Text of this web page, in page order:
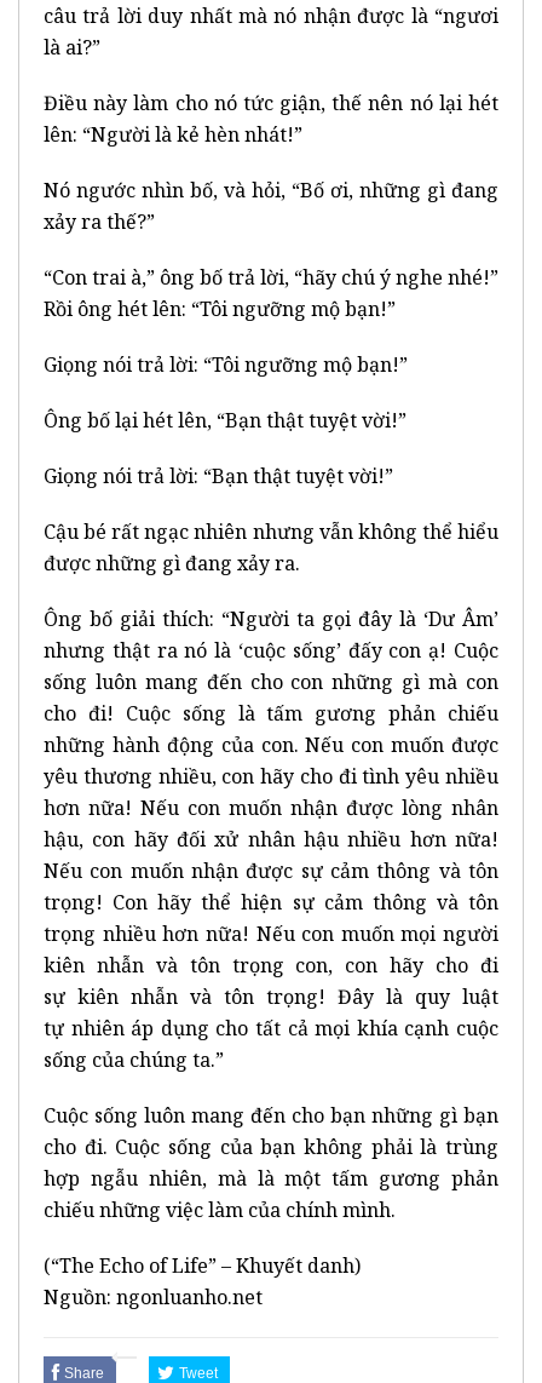
câu trả lời duy nhất mà nó nhận được là “ngươi
là ai?”
Điều này làm cho nó tức giận, thế nên nó lại hét
lên: “Người là kẻ hèn nhát!”
Nó ngước nhìn bố, và hỏi, “Bố ơi, những gì đang
xảy ra thế?”
“Con trai à,” ông bố trả lời, “hãy chú ý nghe nhé!”
Rồi ông hét lên: “Tôi ngưỡng mộ bạn!”
Giọng nói trả lời: “Tôi ngưỡng mộ bạn!”
Ông bố lại hét lên, “Bạn thật tuyệt vời!”
Giọng nói trả lời: “Bạn thật tuyệt vời!”
Cậu bé rất ngạc nhiên nhưng vẫn không thể hiểu
được những gì đang xảy ra.
Ông bố giải thích: “Người ta gọi đây là ‘Dư Âm’
nhưng thật ra nó là ‘cuộc sống’ đấy con ạ! Cuộc
sống luôn mang đến cho con những gì mà con
cho đi! Cuộc sống là tấm gương phản chiếu
những hành động của con. Nếu con muốn được
yêu thương nhiều, con hãy cho đi tình yêu nhiều
hơn nữa! Nếu con muốn nhận được lòng nhân
hậu, con hãy đối xử nhân hậu nhiều hơn nữa!
Nếu con muốn nhận được sự cảm thông và tôn
trọng! Con hãy thể hiện sự cảm thông và tôn
trọng nhiều hơn nữa! Nếu con muốn mọi người
kiên nhẫn và tôn trọng con, con hãy cho đi
sự kiên nhẫn và tôn trọng! Đây là quy luật
tự nhiên áp dụng cho tất cả mọi khía cạnh cuộc
sống của chúng ta.”
Cuộc sống luôn mang đến cho bạn những gì bạn
cho đi. Cuộc sống của bạn không phải là trùng
hợp ngẫu nhiên, mà là một tấm gương phản
chiếu những việc làm của chính mình.
(“The Echo of Life” – Khuyết danh)
Nguồn: ngonluanho.net
Share Tweet